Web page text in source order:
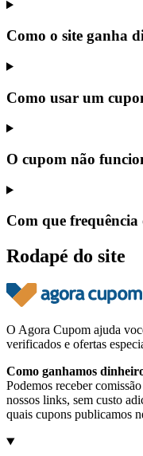
Como o site ganha
Como usar um
O cupom não
Com que frequência
Rodapé do site
O Agora Cupom ajuda
verificados e ofertas
Como ganhamos
Podemos receber
nossos links, sem custo
quais cupons publicamos